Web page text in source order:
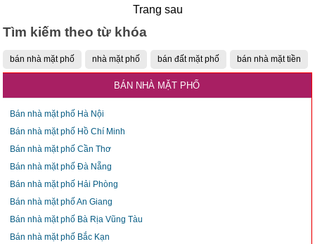
Trang sau
Tìm kiếm theo từ khóa
bán nhà mặt phố nhà mặt phố bán đất mặt phố bán nhà mặt tiền
BÁN NHÀ MẶT PHỐ
Bán nhà mặt phố Hà Nội
Bán nhà mặt phố Hồ Chí Minh
Bán nhà mặt phố Cần Thơ
Bán nhà mặt phố Đà Nẵng
Bán nhà mặt phố Hải Phòng
Bán nhà mặt phố An Giang
Bán nhà mặt phố Bà Rịa Vũng Tàu
Bán nhà mặt phố Bắc Kạn